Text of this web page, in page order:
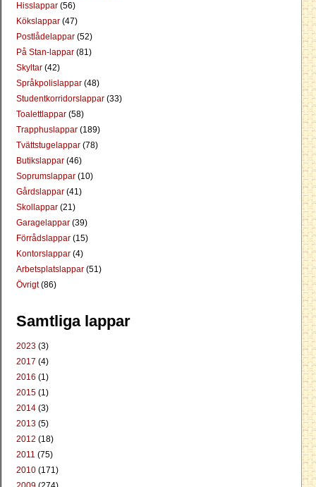
Hisslappar (56)
Kökslappar (47)
Postlådelappar (52)
På Stan-lappar (81)
Skyltar (42)
Språkpolislappar (48)
Studentkorridorslappar (33)
Toalettlappar (58)
Trapphuslappar (189)
Tvättstugelappar (78)
Butikslappar (46)
Soprumslappar (10)
Gårdslappar (41)
Skollappar (21)
Garagelappar (39)
Förrådslappar (15)
Kontorslappar (4)
Arbetsplatslappar (51)
Övrigt(86)
Samtliga lappar
2023 (3)
2017 (4)
2016 (1)
2015 (1)
2014 (3)
2013 (5)
2012 (18)
2011 (75)
2010 (171)